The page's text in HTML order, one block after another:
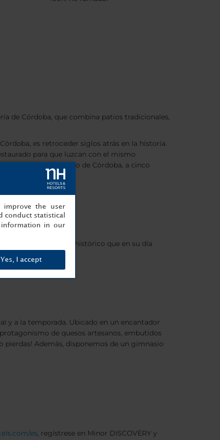
de Córdoba, que combina patios tradicionales,
es retroceder siglos atrás en la historia.
para que luzcan con el mismo
pleno centro histórico de Córdoba, a cinco
o al muro histórico que en su día
y a la temporada. Ubicado en un encantador
de quesos artesanos, embutidos
Además, disponemos de un gimnasio
es, regístrese en Minor DISCOVERY y
the user
conduct statistical
in our
Yes, I accept